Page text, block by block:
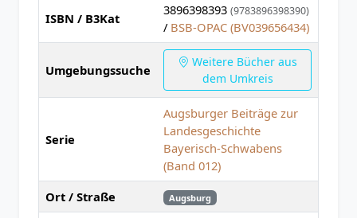
ISBN / B3Kat
3896398393 (9783896398390)
/ BSB-OPAC (BV039656434)
Umgebungssuche
Weitere Bücher aus
dem Umkreis
Serie
Augsburger Beiträge zur
Landesgeschichte
Bayerisch-Schwabens
(Band 012)
Ort / Straße
Augsburg